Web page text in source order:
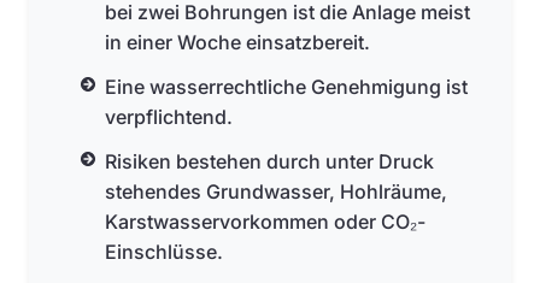
bei zwei Bohrungen ist die Anlage meist
in einer Woche einsatzbereit.
Eine wasserrechtliche Genehmigung ist
verpflichtend.
Risiken bestehen durch unter Druck
stehendes Grundwasser, Hohlräume,
Karstwasservorkommen oder CO₂-
Einschlüsse.